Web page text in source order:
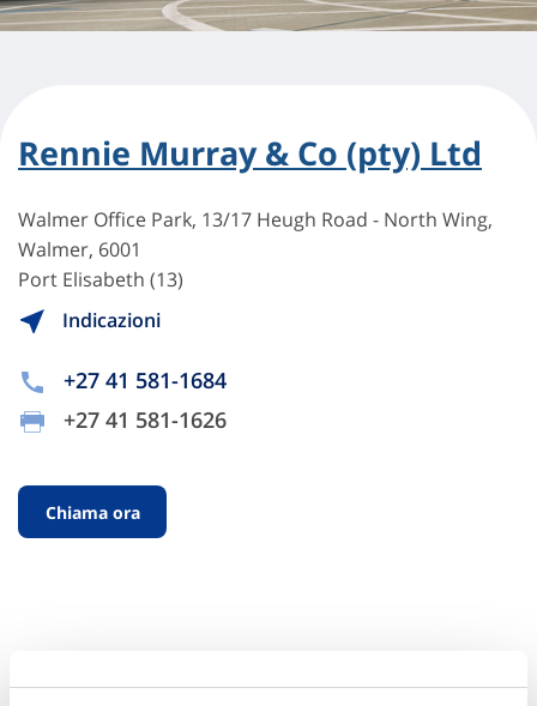
Rennie Murray & Co (pty) Ltd
Walmer Office Park, 13/17 Heugh Road - North Wing,
Walmer, 6001
Port Elisabeth (13)
Indicazioni
+27 41 581-1684
+27 41 581-1626
Chiama ora